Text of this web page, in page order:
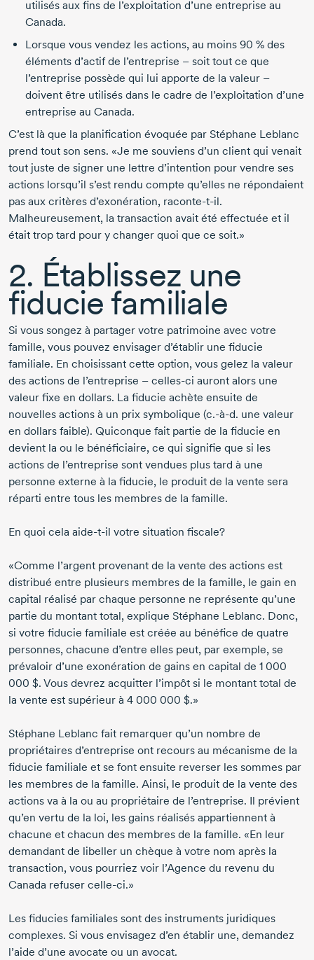
utilisés aux fins de l’exploitation d’une entreprise au
Canada.
Lorsque vous vendez les actions, au moins 90 % des
éléments d’actif de l’entreprise – soit tout ce que
l’entreprise possède qui lui apporte de la valeur –
doivent être utilisés dans le cadre de l’exploitation d’une
entreprise au Canada.
C’est là que la planification évoquée par Stéphane Leblanc
prend tout son sens. «Je me souviens d’un client qui venait
tout juste de signer une lettre d’intention pour vendre ses
actions lorsqu’il s’est rendu compte qu’elles ne répondaient
pas aux critères d’exonération, raconte-t-il.
Malheureusement, la transaction avait été effectuée et il
était trop tard pour y changer quoi que ce soit.»
2. Établissez une
fiducie familiale
Si vous songez à partager votre patrimoine avec votre
famille, vous pouvez envisager d’établir une fiducie
familiale. En choisissant cette option, vous gelez la valeur
des actions de l’entreprise – celles-ci auront alors une
valeur fixe en dollars. La fiducie achète ensuite de
nouvelles actions à un prix symbolique (c.-à-d. une valeur
en dollars faible). Quiconque fait partie de la fiducie en
devient la ou le bénéficiaire, ce qui signifie que si les
actions de l’entreprise sont vendues plus tard à une
personne externe à la fiducie, le produit de la vente sera
réparti entre tous les membres de la famille.
En quoi cela aide-t-il votre situation fiscale?
«Comme l’argent provenant de la vente des actions est
distribué entre plusieurs membres de la famille, le gain en
capital réalisé par chaque personne ne représente qu’une
partie du montant total, explique Stéphane Leblanc. Donc,
si votre fiducie familiale est créée au bénéfice de quatre
personnes, chacune d’entre elles peut, par exemple, se
prévaloir d’une exonération de gains en capital de 1 000
000 $. Vous devrez acquitter l’impôt si le montant total de
la vente est supérieur à 4 000 000 $.»
Stéphane Leblanc fait remarquer qu’un nombre de
propriétaires d’entreprise ont recours au mécanisme de la
fiducie familiale et se font ensuite reverser les sommes par
les membres de la famille. Ainsi, le produit de la vente des
actions va à la ou au propriétaire de l’entreprise. Il prévient
qu’en vertu de la loi, les gains réalisés appartiennent à
chacune et chacun des membres de la famille. «En leur
demandant de libeller un chèque à votre nom après la
transaction, vous pourriez voir l’Agence du revenu du
Canada refuser celle-ci.»
Les fiducies familiales sont des instruments juridiques
complexes. Si vous envisagez d’en établir une, demandez
l’aide d’une avocate ou un avocat.